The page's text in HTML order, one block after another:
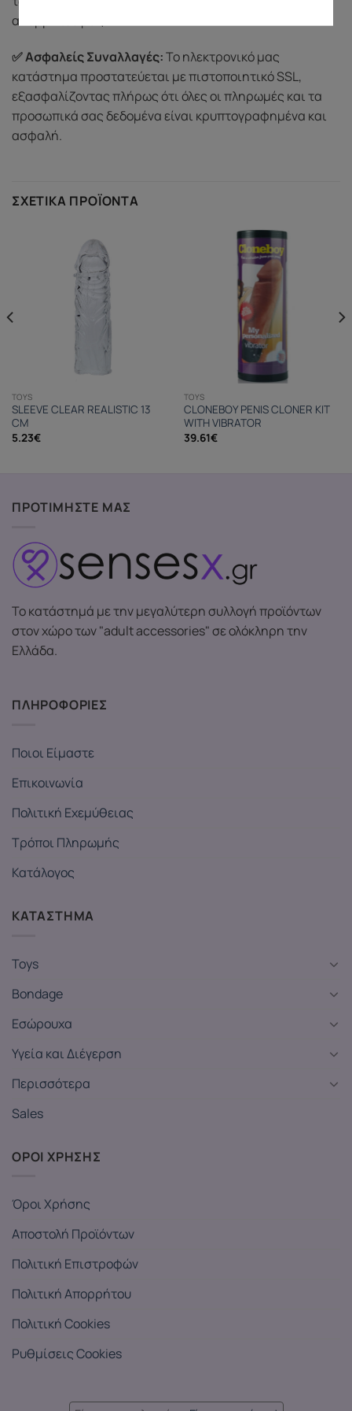
απορρήτου μας.
✅ Ασφαλείς Συναλλαγές:Το ηλεκτρονικό μας
κατάστημα προστατεύεται με πιστοποιητικό SSL,
εξασφαλίζοντας πλήρως ότι όλες οι πληρωμές και τα
προσωπικά σας δεδομένα είναι κρυπτογραφημένα και
ασφαλή.
ΣΧΕΤΙΚΆ ΠΡΟΪΌΝΤΑ
TOYS
SLEEVE CLEAR REALISTIC 13
CM
5.23€
TOYS
CLONEBOY PENIS CLONER KIT
WITH VIBRATOR
39.61€
ΠΡΟΤΙΜΗΣΤΕ ΜΑΣ
Το κατάστημά με την μεγαλύτερη συλλογή προϊόντων
στον χώρο των "adult accessories" σε ολόκληρη την
Ελλάδα.
ΠΛΗΡΟΦΟΡΙΕΣ
Ποιοι Είμαστε
Επικοινωνία
Πολιτική Εχεμύθειας
Τρόποι Πληρωμής
Κατάλογος
ΚΑΤΑΣΤΗΜΑ
Toys
Bondage
Εσώρουχα
Υγεία και Διέγερση
Περισσότερα
Sales
ΟΡΟΙ ΧΡΗΣΗΣ
Όροι Χρήσης
Αποστολή Προϊόντων
Πολιτική Επιστροφών
Πολιτική Απορρήτου
Πολιτική Cookies
Ρυθμίσεις Cookies